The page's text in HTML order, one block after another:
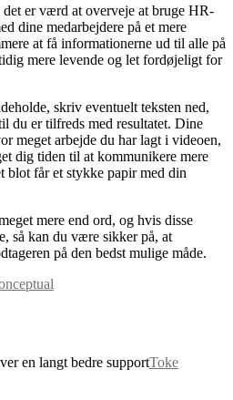
er værd at overveje at bruge HR-
dine medarbejdere på et mere
at få informationerne ud til alle på
mere levende og let fordøjeligt for
skriv eventuelt teksten ned,
du er tilfreds med resultatet. Dine
meget arbejde du har lagt i videoen,
dig tiden til at kommunikere mere
blot får et stykke papir med din
mere end ord, og hvis disse
så kan du være sikker på, at
på den bedst mulige måde.
en langt bedre supportToke